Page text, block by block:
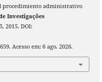
procedimiento administrativo
Investigações
2015. DOI:
Acesso em: 6 ago. 2026.